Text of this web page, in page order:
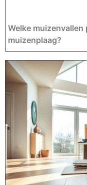
Welke
muizenplaag?